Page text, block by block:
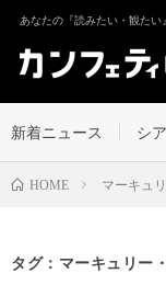
あなたの『読みたい・観たい
新着ニュース シ
HOME マーキュ
タグ：マーキュリー